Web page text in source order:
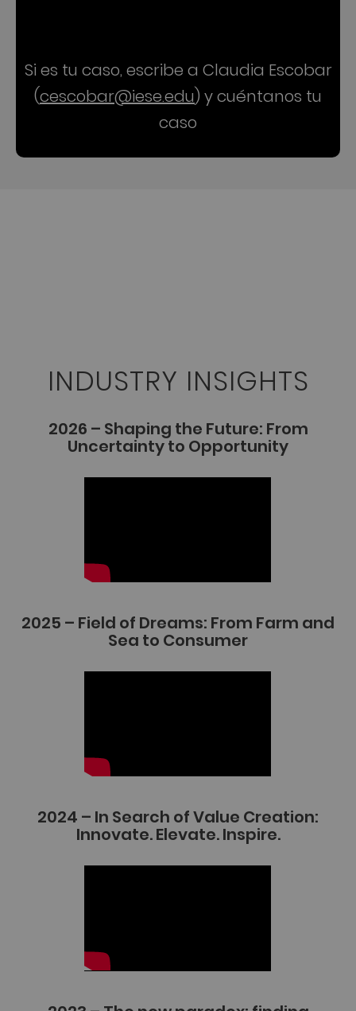
Si es tu caso, escribe a Claudia Escobar
(cescobar@iese.edu) y cuéntanos tu
caso
INDUSTRY INSIGHTS
2026 – Shaping the Future: From
Uncertainty to Opportunity
2025 – Field of Dreams: From Farm and
Sea to Consumer
2024 – In Search of Value Creation:
Innovate. Elevate. Inspire.